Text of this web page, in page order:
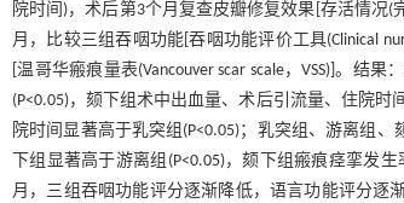
院时间)，术后第3个月复查皮瓣修复效果[存活情况
月，比较三组吞咽功能[吞咽功能评价工具(Clinical
[温哥华瘢痕量表(Vancouver scar scale，VSS)]。
(P<0.05)，颏下组术中出血量、术后引流量、住院
院时间显著高于乳突组(P<0.05)；乳突组、游离组、
下组显著高于游离组(P<0.05)，颏下组瘢痕痉挛发
月，三组吞咽功能评分逐渐降低，语言功能评分逐